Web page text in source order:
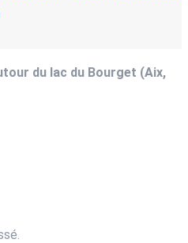
du lac du Bourget (Aix,